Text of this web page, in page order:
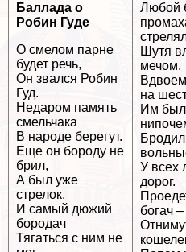
Баллада о
Робин Гуде
О смелом парне
будет речь,
Он звался Робин
Гуд.
Недаром память
смельчака
В народе берегут.
Еще он бороду не
брил,
А был уже
стрелок,
И самый дюжий
бородач
Тягаться с ним не
Любой
Шутя
мечом.
на
Им
У всех
дорог.
богач –